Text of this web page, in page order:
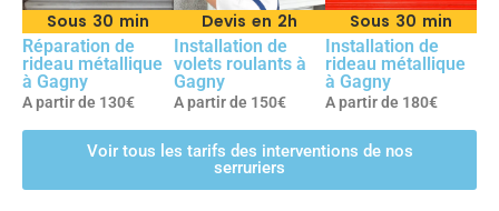
Sous 30 min
Réparation de
rideau métallique
à Gagny
A partir de 130€
Devis en 2h
Installation de
volets roulants à
Gagny
A partir de 150€
Sous 30 min
Installation de
rideau métallique
à Gagny
A partir de 180€
Voir tous les tarifs des interventions de nos
serruriers